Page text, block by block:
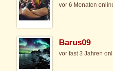
vor 6 Monaten
Barus09
vor fast 3 Jahren